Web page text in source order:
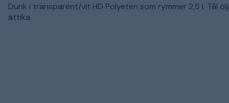
Dunk i transparent/vit HD Polyeten som rymmer 2,5 l. Tål
ättika.